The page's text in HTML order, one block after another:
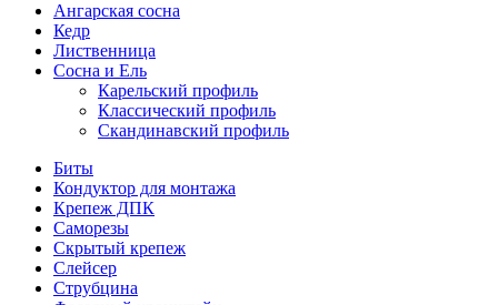
Ангарская сосна
Кедр
Лиственница
Сосна и Ель
Карельский профиль
Классический профиль
Скандинавский профиль
Биты
Кондуктор для монтажа
Крепеж ДПК
Саморезы
Скрытый крепеж
Слейсер
Струбцина